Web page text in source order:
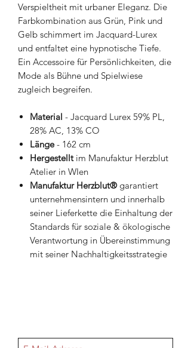
Verspieltheit mit urbaner Eleganz. Die
Farbkombination aus Grün, Pink und
Gelb schimmert im Jacquard-Lurex
und entfaltet eine hypnotische Tiefe.
Ein Accessoire für Persönlichkeiten, die
Mode als Bühne und Spielwiese
zugleich begreifen.
Material - Jacquard Lurex 59% PL,
28% AC, 13% CO
Länge- 162 cm
Hergestelltim Manufaktur Herzblut
Atelier in WIen
Manufaktur Herzblut®garantiert
unternehmensintern und innerhalb
seiner Lieferkette die Einhaltung der
Standards für soziale & ökologische
Verantwortung in Übereinstimmung
mit seiner Nachhaltigkeitsstrategie